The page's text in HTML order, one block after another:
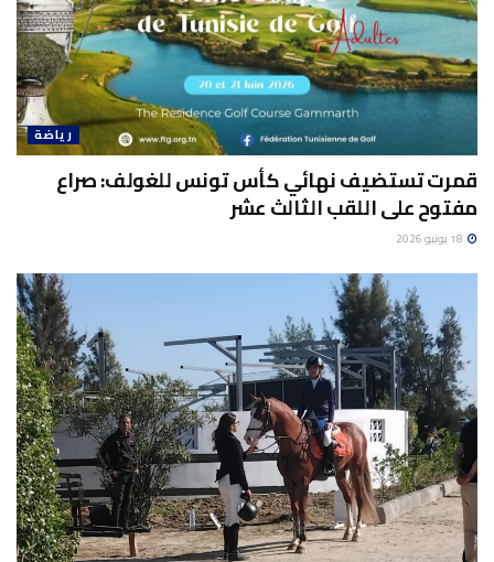
رياضة
قمرت تستضيف نهائي كأس تونس للغولف: صراع
مفتوح على اللقب الثالث عشر